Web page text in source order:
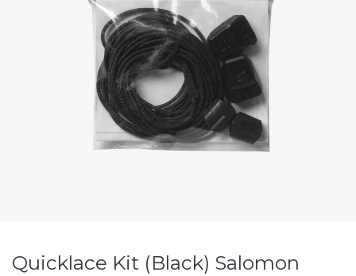
Quicklace Kit (Black) Salomon